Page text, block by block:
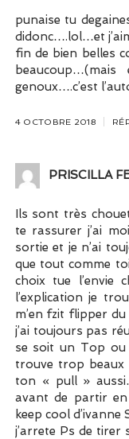
punaise tu
didonc….lol…et
fin de bien belles
genoux….c’est
4 OCTOBRE 2018
PRISCILLA
Ils sont très
te rassurer j’ai
sortie et je n’ai
que tout comme
choix tue l’envie
l’explication je
m’en fzit flipper du
j’ai toujours pas
se soit un Top ou
trouve trop beaux
ton « pull »
avant de partir en
keep cool d’ivanne
j’arrete Ps de